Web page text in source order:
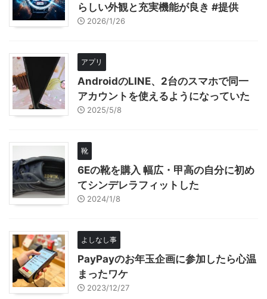
らしい外観と充実機能が良き #提供
2026/1/26
アプリ
AndroidのLINE、2台のスマホで同一
アカウントを使えるようになっていた
2025/5/8
靴
6Eの靴を購入 幅広・甲高の自分に初め
てシンデレラフィットした
2024/1/8
よしなし事
PayPayのお年玉企画に参加したら心温
まったワケ
2023/12/27